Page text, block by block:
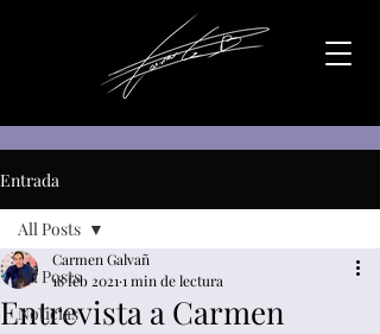
Entrada
All Posts
Noticias
All Posts
Entrevista a Carmen
Carmen Galvañ
18 feb 2021 1 min de lectura